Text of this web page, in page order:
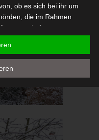
ob es sich bei ihr um
die im Rahmen
nach dem
erhalten, gelten
Person, Behörde,
der betroffenen Person,
Verantwortung des
befugt sind, die